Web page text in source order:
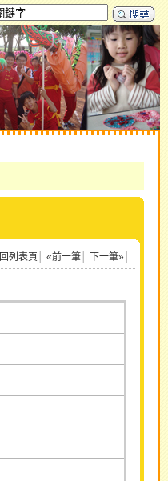
回列表頁 «前一筆 下一筆»